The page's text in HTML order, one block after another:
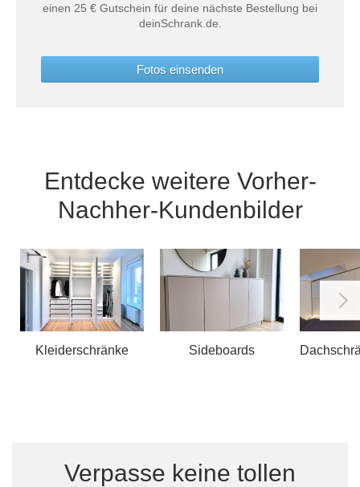
einen 25 € Gutschein für deine nächste Bestellung bei
deinSchrank.de.
Fotos einsenden
Entdecke weitere Vorher-
Nachher-Kundenbilder
Kleiderschränke Sideboards
Verpasse keine tollen